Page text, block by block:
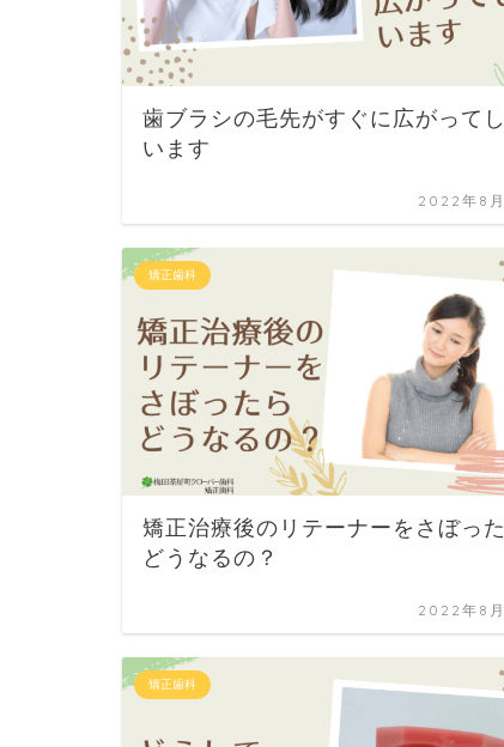
歯ブラシの毛先がすぐに広がって
います
2022年8月
矯正歯科
矯正治療後のリテーナーをさぼっ
どうなるの？
2022年8月
矯正歯科